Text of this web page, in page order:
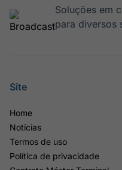
Soluções em
para diversos
Site
Home
Notícias
Termos de uso
Política de privacidade